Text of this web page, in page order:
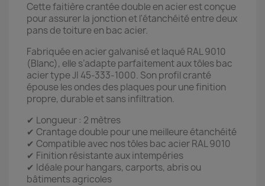
Cette faitière crantée double en acier est conçue
pour assurer la jonction et l'étanchéité entre deux
pans de toiture en bac acier.
Fabriquée en acier galvanisé et laqué RAL 9010
(Blanc), elle s’adapte parfaitement aux tôles bac
acier type JI 45-333-1000. Son profil cranté
épouse les ondes des plaques pour une finition
propre, durable et sans infiltration.
✔ Longueur : 2 mètres
✔ Crantage double pour une meilleure étanchéité
✔ Compatible avec nos tôles bac acier RAL 9010
✔ Finition résistante aux intempéries
✔ Idéale pour hangars, carports, abris ou
bâtiments agricoles